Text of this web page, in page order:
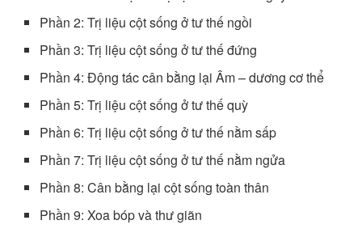
Phần 2: Trị liệu cột sống ở tư thế ngồi
Phần 3: Trị liệu cột sống ở tư thế đứng
Phần 4: Động tác cân bằng lại Âm – dương cơ thể
Phần 5: Trị liệu cột sống ở tư thế quỳ
Phần 6: Trị liệu cột sống ở tư thế nằm sấp
Phần 7: Trị liệu cột sống ở tư thế nằm ngửa
Phần 8: Cân bằng lại cột sống toàn thân
Phần 9: Xoa bóp và thư giãn